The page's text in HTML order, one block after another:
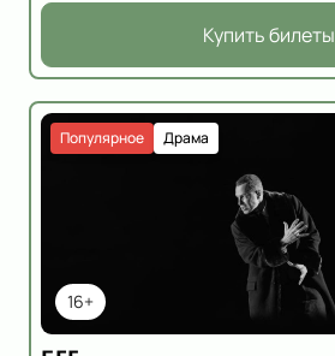
Купить билеты
16+
Драма
Популярное